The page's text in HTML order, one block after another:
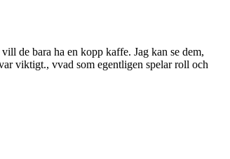
de bara ha en kopp kaffe. Jag kan se dem,
viktigt., vvad som egentligen spelar roll och